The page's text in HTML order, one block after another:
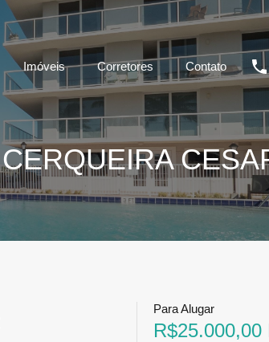
Imóveis Corretores Contato
Para Alugar